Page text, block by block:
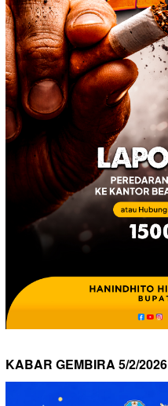
KABAR GEMBIRA 5/2/2026